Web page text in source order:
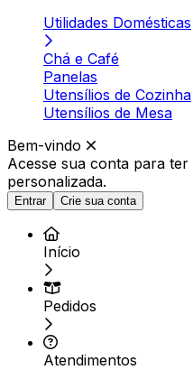
Utilidades Domésticas
Chá e Café
Panelas
Utensílios de Cozinha
Utensílios de Mesa
Bem-vindo
Acesse sua conta para ter
personalizada.
Entrar Crie sua conta
Início
Pedidos
Atendimentos